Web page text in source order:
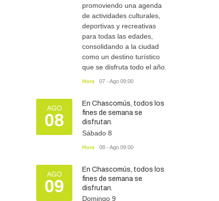
promoviendo una agenda
de actividades culturales,
deportivas y recreativas
para todas las edades,
consolidando a la ciudad
como un destino turístico
que se disfruta todo el año.
Hora 07 - Ago 09:00
AGO
08
En Chascomús, todos los
fines de semana se
disfrutan.
Sábado 8
Hora 08 - Ago 09:00
AGO
09
En Chascomús, todos los
fines de semana se
disfrutan.
Domingo 9